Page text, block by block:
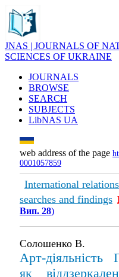
JNAS | JOURNALS OF
SCIENCES OF UKRAINE
JOURNALS
BROWSE
SEARCH
SUBJECTS
LibNAS UA
web address of the page
0001057859
International
searches and findings
Вип. 28)
Солошенко В.
Арт-діяльність
як